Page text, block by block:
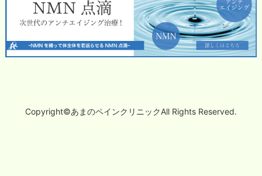
Copyright©あまのペインクリニックAll Rights Reserved.